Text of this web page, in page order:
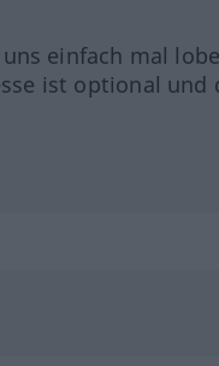
einfach mal
ist optional und